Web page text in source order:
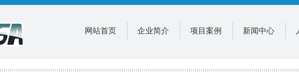
网站首页 企业简介 项目案例 新闻中心